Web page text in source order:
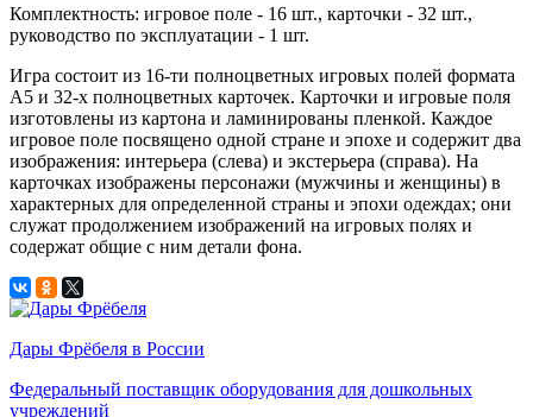
Комплектность: игровое поле - 16 шт., карточки - 32 шт.,
руководство по эксплуатации - 1 шт.
Игра состоит из 16-ти полноцветных игровых полей формата
А5 и 32-х полноцветных карточек. Карточки и игровые поля
изготовлены из картона и ламинированы пленкой. Каждое
игровое поле посвящено одной стране и эпохе и содержит два
изображения: интерьера (слева) и экстерьера (справа). На
карточках изображены персонажи (мужчины и женщины) в
характерных для определенной страны и эпохи одеждах; они
служат продолжением изображений на игровых полях и
содержат общие с ним детали фона.
Дары Фрёбеля в России
Федеральный поставщик оборудования для дошкольных
учреждений